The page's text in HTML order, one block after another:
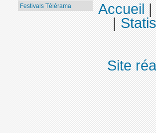
Festivals Télérama
Accueil|
|
Site